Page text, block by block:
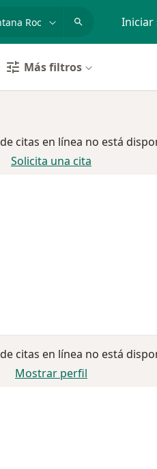
Iniciar
Más filtros
citas en línea no está
Solicita una cita
citas en línea no está
Mostrar perfil